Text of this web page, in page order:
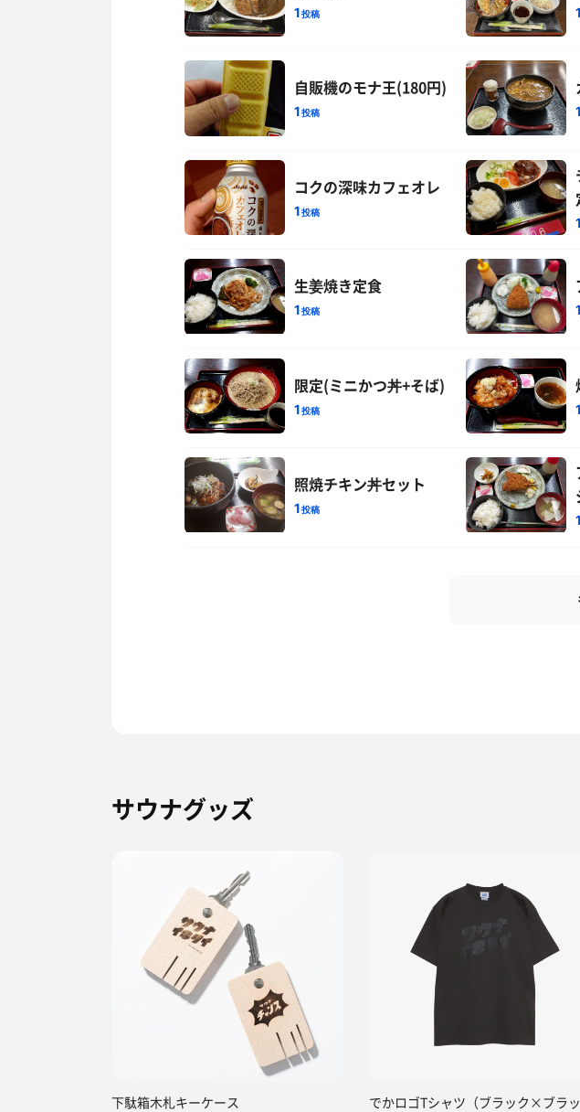
1投稿 1
自販機のモナ王(180円)
1投稿 1
コクの深味カフェオレ
1投稿
1
生姜焼き定食
1投稿 1
限定(ミニかつ丼+そば)
1投稿 1
照焼チキン丼セット
1投稿
1
サウナグッズ
下駄箱木札キーケース
でかロゴTシャツ（ブラック×ブラッ